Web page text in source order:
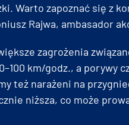
Warto zapoznać się z
Rajwa, ambasador
zagrożenia
km/godz., a porywy
też narażeni na
niższa, co może